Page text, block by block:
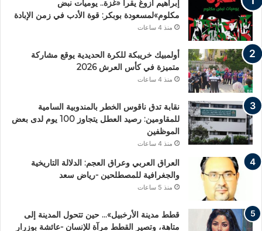
إبراهيم أزوغ يقرأ «غزة.. يوميات نبض
مكلوم»لمسعودة بوبكر: قوة الأدب في زمن الإبادة
منذ 4 ساعات
أولمبيك خريبكة للكرة الحديدية يوقع مشاركة
متميزة في كأس العرش 2026
منذ 4 ساعات
نقابة تدق ناقوس الخطر بالمندوبية السامية
للمقاومين: رصيد العطل يتجاوز 100 يوم لدى بعض
الموظفين
منذ 4 ساعات
العراق العربي وعراق العجم: الدلالة التاريخية
والجغرافية للمصطلحين -رياض سعد
منذ 5 ساعات
قطط مدينة الأرخبيل»… حين تتحول المدينة إلى
متاهة، وتصير القطط مرآة للإنسان -عائشة بوزرار